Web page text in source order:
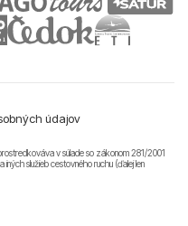
údajov
v súlade so zákonom 281/2001
služieb cestovného ruchu (ďalej len